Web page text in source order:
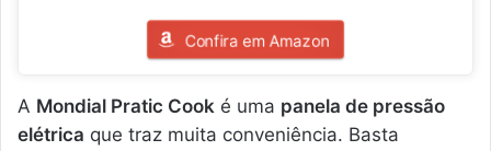
Confira em Amazon
A Mondial Pratic Cook é uma panela de pressão
elétrica que traz muita conveniência. Basta